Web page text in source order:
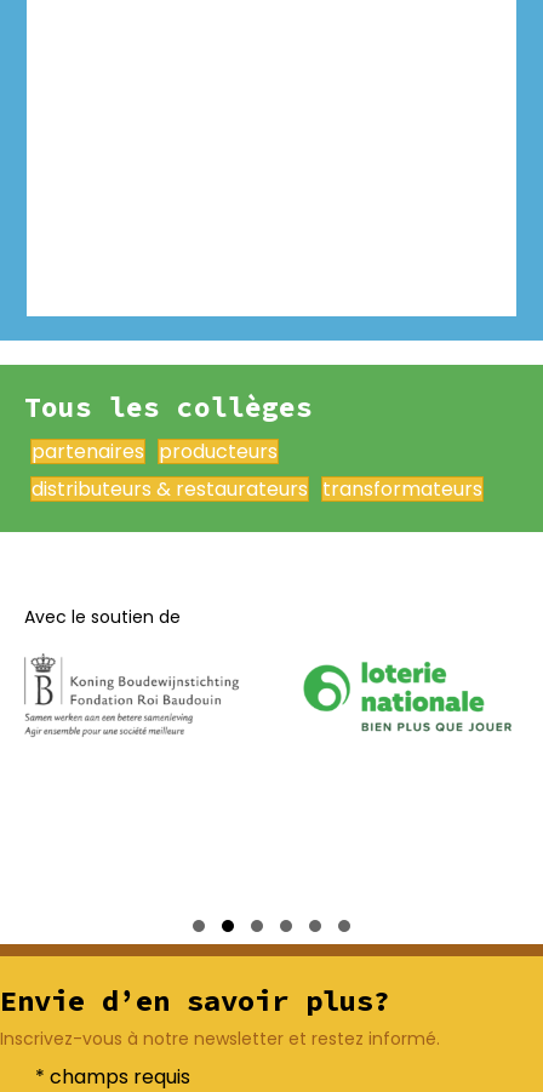
Tous les collèges
partenaires
producteurs
distributeurs & restaurateurs
transformateurs
Avec le soutien de
Slide group 1
Slide group 2
Slide group 3
Slide group 4
Slide group 5
Slide group 6
Envie d’en savoir plus?
Inscrivez-vous à notre newsletter et restez informé.
* champs requis